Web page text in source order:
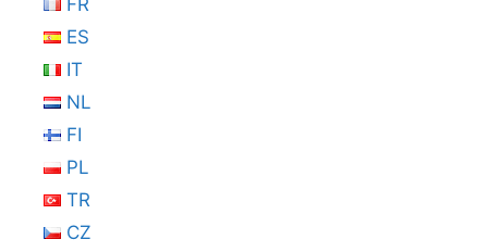
ES
IT
NL
FI
PL
TR
CZ